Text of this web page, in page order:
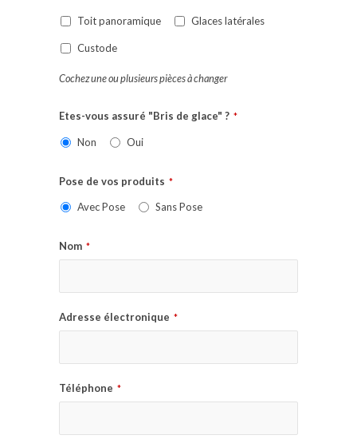
Toit panoramique Glaces latérales
Custode
Cochez une ou plusieurs pièces à changer
Etes-vous assuré "Bris de glace" ? *
Non Oui
Pose de vos produits *
Avec Pose Sans Pose
Nom *
Adresse électronique *
Téléphone *